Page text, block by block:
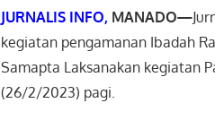
JURNALIS INFO, MANADO—
kegiatan pengamanan Ibadah
Samapta Laksanakan kegiatan
(26/2/2023) pagi.